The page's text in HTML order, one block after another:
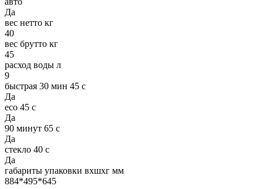
Да
вес нетто кг
40
вес брутто кг
45
расход воды л
9
быстрая 30 мин 45 с
Да
eco 45 с
Да
90 минут 65 с
Да
стекло 40 с
Да
габариты упаковки вхшхг мм
884*495*645